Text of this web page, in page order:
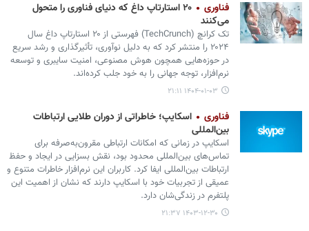
فناوری
۲۰ استارتاپ داغ که دنیای فناوری را متحول
می‌کنند
تک کرانچ (TechCrunch) فهرستی از ۲۰ استارتاپ داغ سال
۲۰۲۴ را منتشر کرد که به دلیل نوآوری، تأثیرگذاری و رشد سریع
در حوزه‌هایی همچون هوش مصنوعی، امنیت سایبری و توسعه
نرم‌افزار، توجه جهانی را به خود جلب کرده‌اند.
۱۴۰۴-۰۱-۰۳ ۲۱:۱۱
فناوری
اسکایپ؛ خاطراتی از دوران طلایی ارتباطات
بین‌المللی
اسکایپ در زمانی که امکانات ارتباطی مقرون‌به‌صرفه برای
تماس‌های بین‌المللی محدود بود، نقش بسزایی در ایجاد و حفظ
ارتباطات بین‌المللی ایفا کرد. کاربران این نرم‌افزار خاطرات متنوع و
عمیقی از تجربیات خود با اسکایپ دارند که نشان از اهمیت این
پلتفرم در زندگی‌شان دارد.
۱۴۰۳-۱۲-۳۰ ۲۱:۳۷